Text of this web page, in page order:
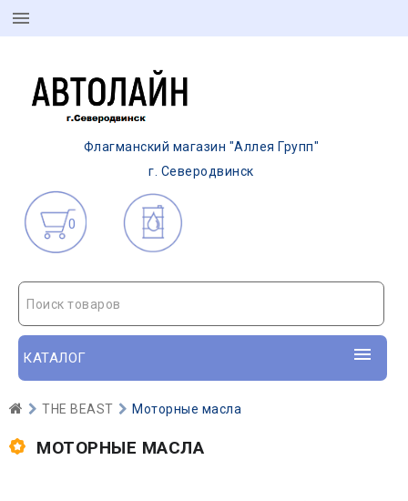
Флагманский магазин "Аллея Групп"
г. Северодвинск
0
Поиск товаров
КАТАЛОГ
THE BEAST Моторные масла
МОТОРНЫЕ МАСЛА